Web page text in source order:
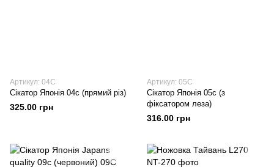
Артикул: 04C
Сікатор Японія 04c (прямий різ)
325.00 грн
Артикул: 05C
Сікатор Японія 05c (з
фіксатором леза)
316.00 грн